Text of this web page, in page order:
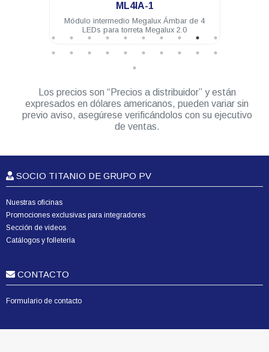
ML4IA-1
Módulo intermedio Megalux Ámbar de 4
LEDs para torreta Megalux 2.0
Los precios son “Precios a distribuidor” y están
expresados en dólares americanos, pueden variar sin
previo aviso, asegúrese verificándolos con su ejecutivo
de ventas.
SOCIO TITANIO DE GRUPO PV
Nuestras oficinas
Promociones exclusivas para integradores
Sección de videos
Catálogos y folletería
CONTACTO
Formulario de contacto